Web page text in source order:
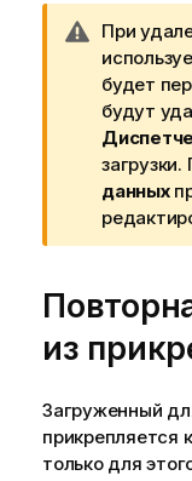
П
р
и
м
е
ч
а
н
и
к
п
д
у
п
При
будет
будут
данных
из
Загруженный
прикрепляется
только для